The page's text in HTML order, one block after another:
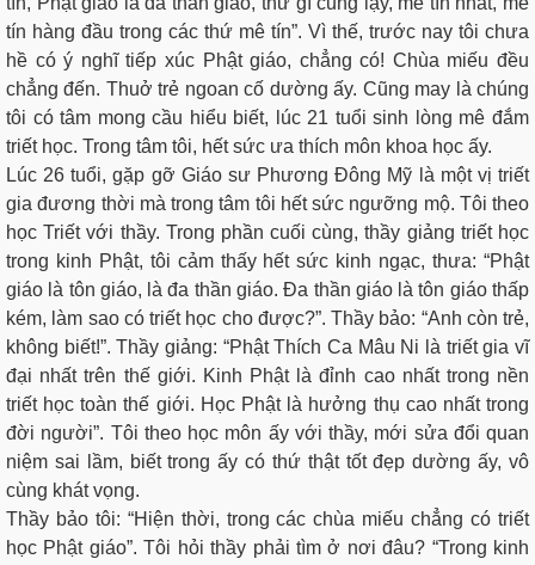
tín hàng đầu trong các thứ mê tín”. Vì thế, trước nay tôi chưa
hề có ý nghĩ tiếp xúc Phật giáo, chẳng có! Chùa miếu đều
chẳng đến. Thuở trẻ ngoan cố dường ấy. Cũng may là chúng
tôi có tâm mong cầu hiểu biết, lúc 21 tuổi sinh lòng mê đắm
triết học. Trong tâm tôi, hết sức ưa thích môn khoa học ấy.
Lúc 26 tuổi, gặp gỡ Giáo sư Phương Đông Mỹ là một vị triết
gia đương thời mà trong tâm tôi hết sức ngưỡng mộ. Tôi theo
học Triết với thầy. Trong phần cuối cùng, thầy giảng triết học
trong kinh Phật, tôi cảm thấy hết sức kinh ngạc, thưa: “Phật
giáo là tôn giáo, là đa thần giáo. Đa thần giáo là tôn giáo thấp
kém, làm sao có triết học cho được?”. Thầy bảo: “Anh còn trẻ,
không biết!”. Thầy giảng: “Phật Thích Ca Mâu Ni là triết gia vĩ
đại nhất trên thế giới. Kinh Phật là đỉnh cao nhất trong nền
triết học toàn thế giới. Học Phật là hưởng thụ cao nhất trong
đời người”. Tôi theo học môn ấy với thầy, mới sửa đổi quan
niệm sai lầm, biết trong ấy có thứ thật tốt đẹp dường ấy, vô
cùng khát vọng.
Thầy bảo tôi: “Hiện thời, trong các chùa miếu chẳng có triết
học Phật giáo”. Tôi hỏi thầy phải tìm ở nơi đâu? “Trong kinh